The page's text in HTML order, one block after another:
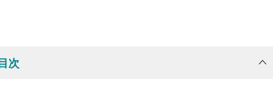
目次